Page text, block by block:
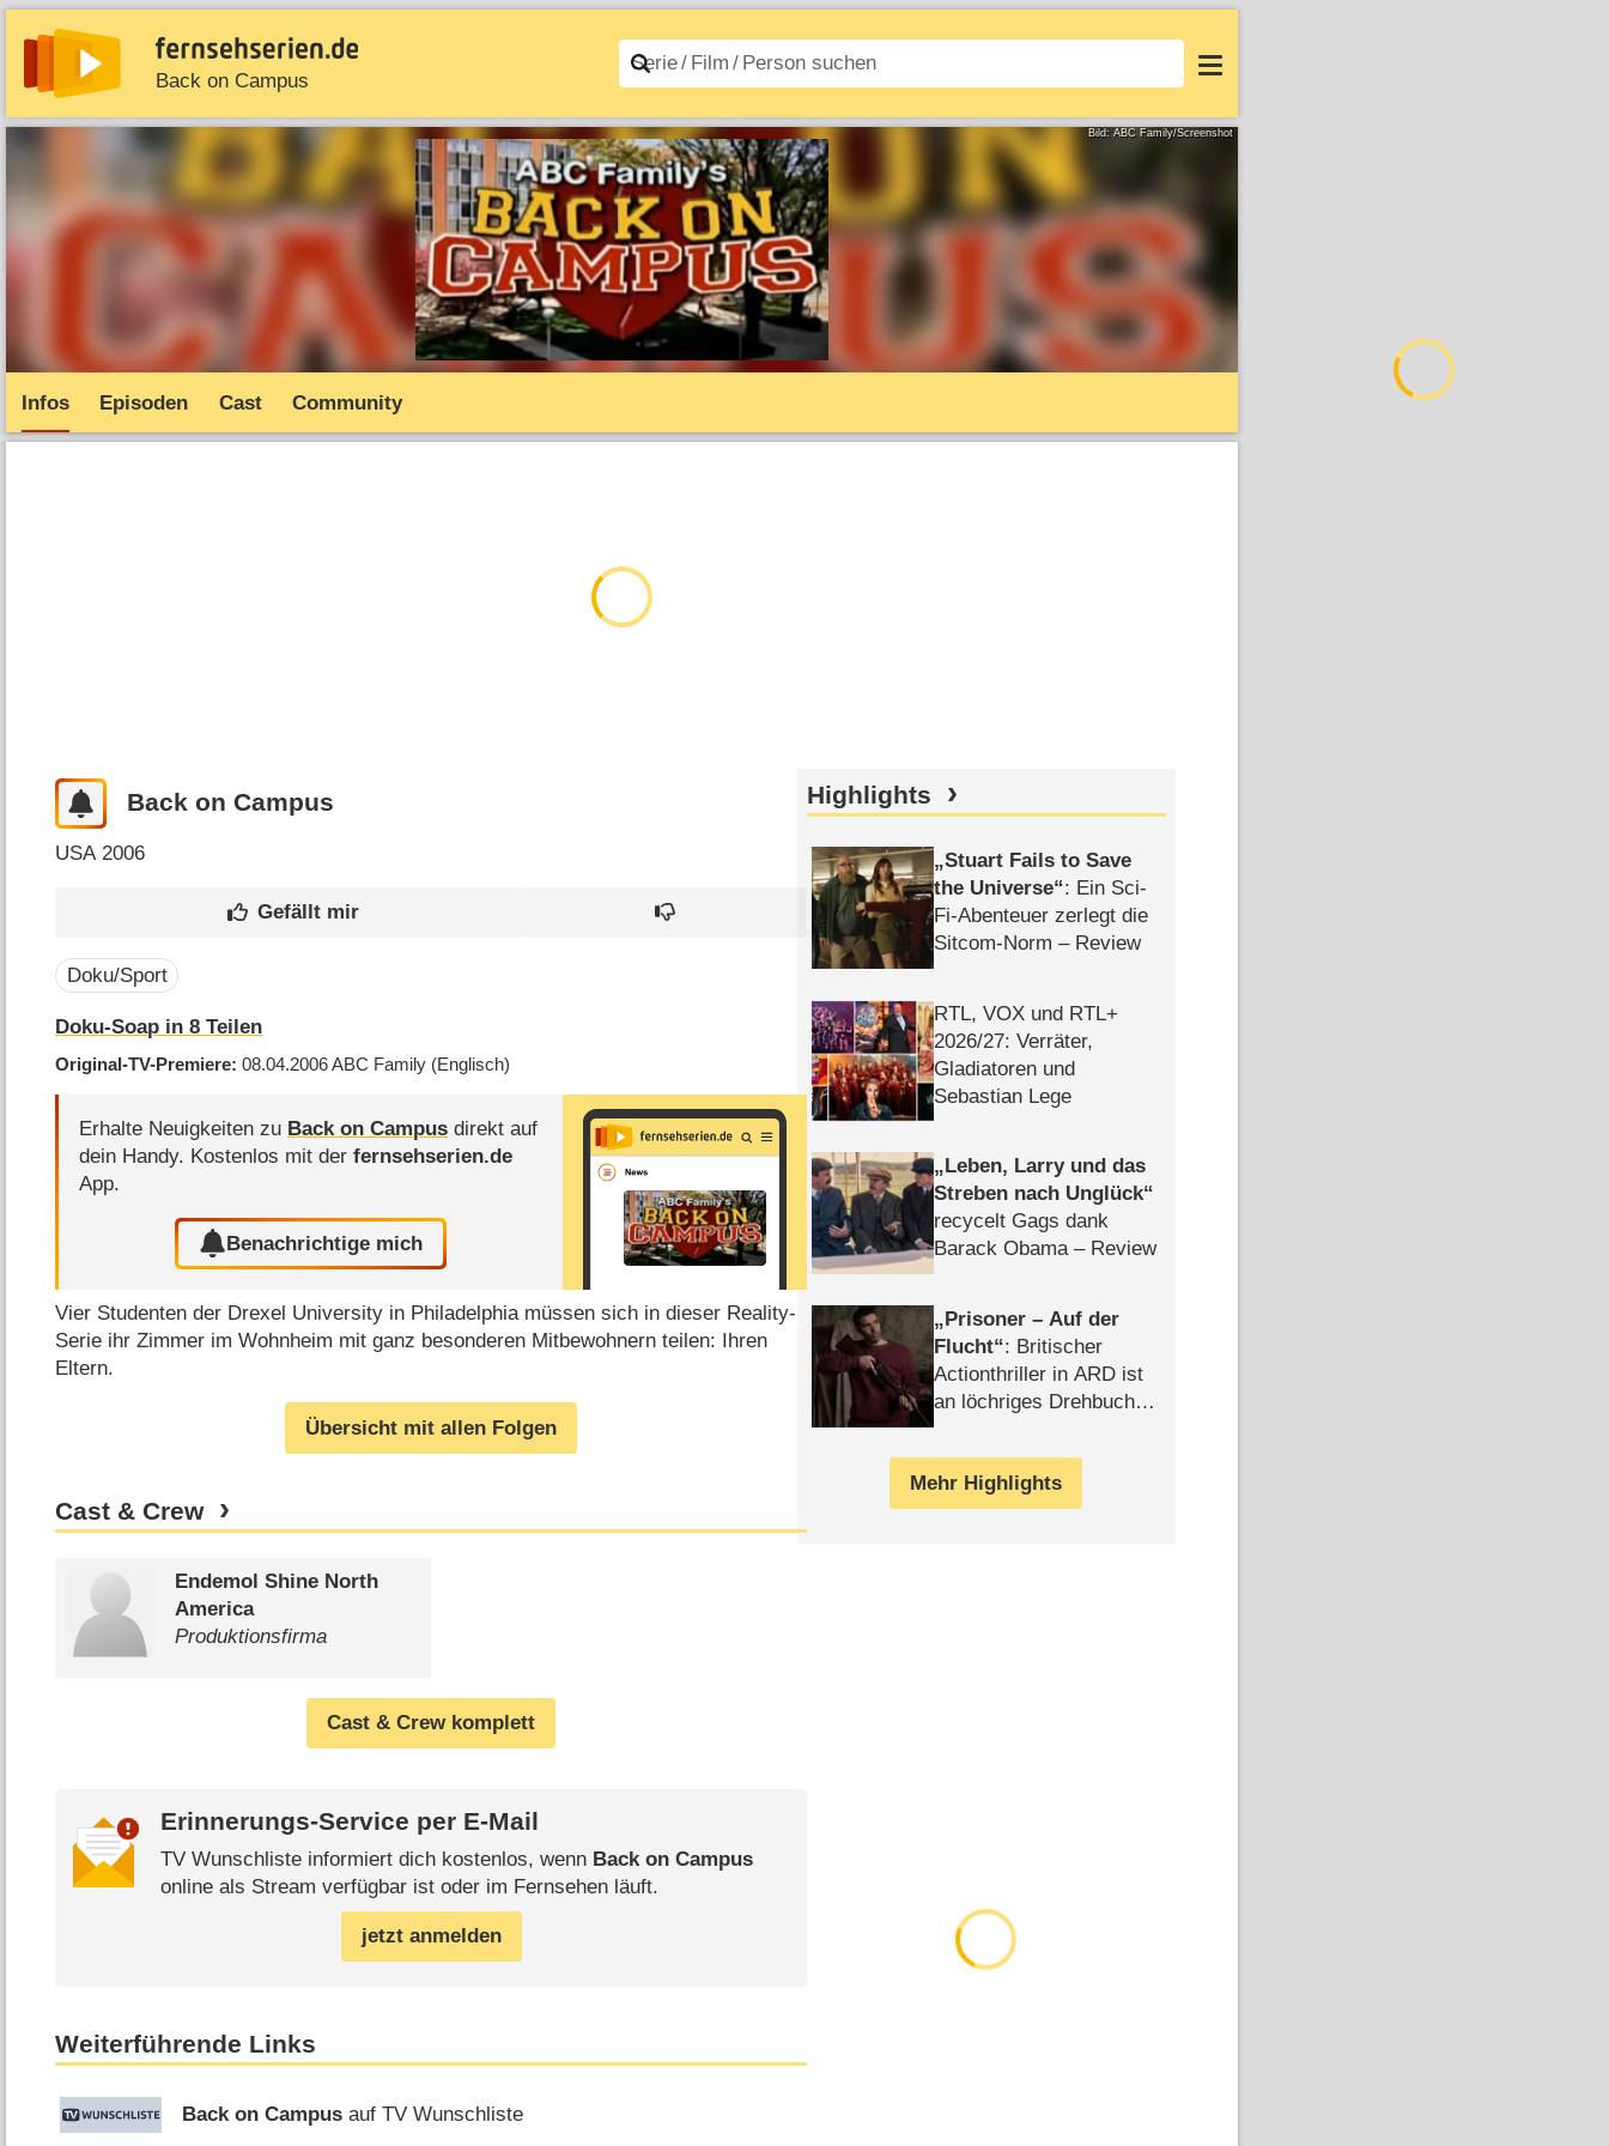
Back on Campus
News Entdecken Streaming Filme A–Z Login
Bild: ABC Family/Screenshot
Infos Episoden Cast Community
Back on Campus
USA 2006
Doku/Sport
Doku-Soap in 8 Teilen
Original-TV-Premiere 08.04.2006ABC Family (Englisch)
Erhalte Neuigkeiten zu Back on Campus direkt auf
dein Handy. Kostenlos mit derfernsehserien.de
App.
Benachrichtige mich
Vier Studenten der Drexel University in Philadelphia müssen sich in dieser Reality-
Serie ihr Zimmer im Wohnheim mit ganz besonderen Mitbewohnern teilen: Ihren
Eltern.
Übersicht mit allen Folgen
Cast & Crew
Endemol Shine North
America
Produktionsfirma
Cast & Crew komplett
Erinnerungs-Service per E-Mail
TV Wunschliste informiert dich kostenlos, wenn Back on Campus
online als Stream verfügbar ist oder im Fernsehen läuft.
jetzt anmelden
Weiterführende Links
Back on Campus auf TV Wunschliste
Highlights
Stuart Fails to Save
the Universe : Ein Sci-
Fi-Abenteuer zerlegt die
Sitcom-Norm – Review
RTL, VOX und RTL+
2026/​27: Verräter,
Gladiatoren und
Sebastian Lege
Leben, Larry und das
Streben nach Unglück
recycelt Gags dank
Barack Obama – Review
Prisoner – Auf der
Flucht : Britischer
Actionthriller in ARD ist
an löchriges Drehbuch
Mehr Highlights